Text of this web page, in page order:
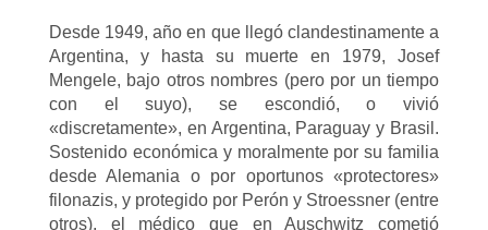
Desde 1949, año en que llegó clandestinamente a
Argentina, y hasta su muerte en 1979, Josef
Mengele, bajo otros nombres (pero por un tiempo
con el suyo), se escondió, o vivió
«discretamente», en Argentina, Paraguay y Brasil.
Sostenido económica y moralmente por su familia
desde Alemania o por oportunos «protectores»
filonazis, y protegido por Perón y Stroessner (entre
otros), el médico que en Auschwitz cometió